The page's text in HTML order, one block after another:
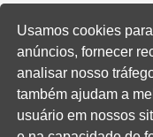
Salão de Festa
Política de
CONVENÇÃO
Usamos cookies
anúncios, fornecer
analisar nosso
também ajudam a
usuário em nossos